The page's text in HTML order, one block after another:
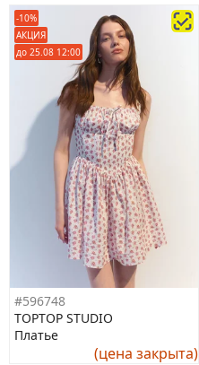
-10%
АКЦИЯ
до 25.08 12:00
#596748
TOPTOP STUDIO
Платье
(цена закрыта)